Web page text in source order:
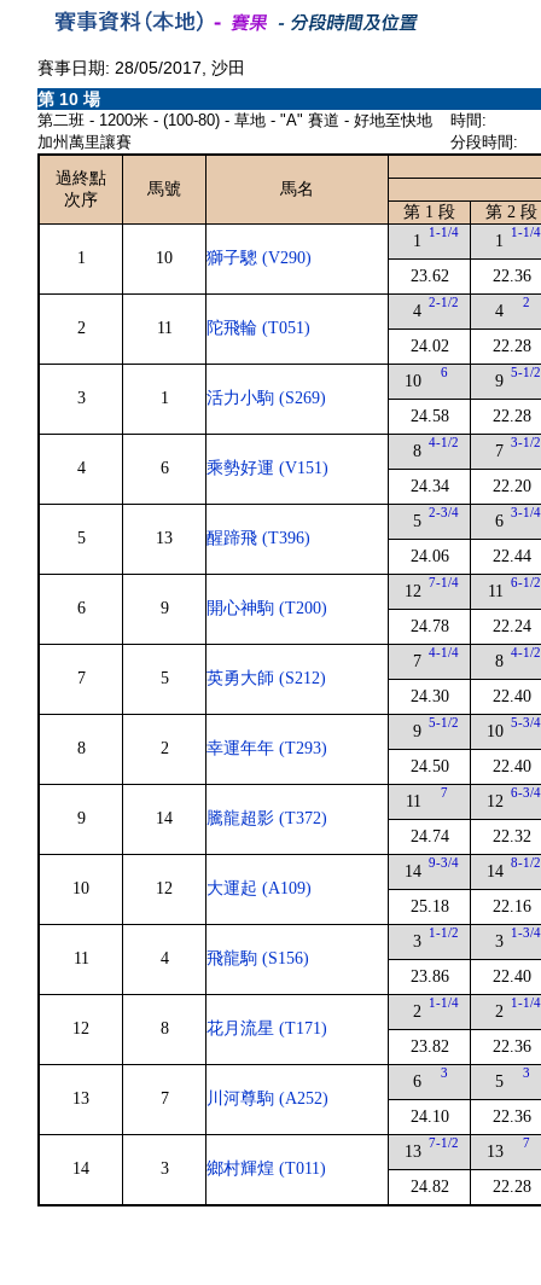
賽事日期: 28/05/2017, 沙田
第 10 場
第二班 - 1200米 - (100-80) - 草地 - "A" 賽道 - 好地至快地
加州萬里讓賽
時間:
分段時間:
過終點
次序
馬號
馬名
第 1 段
第 2 段
1 10 獅子驄 (V290)
1 1-1/4
23.62
1 1-1/4
22.36
2 11 陀飛輪 (T051)
4 2-1/2
24.02
4 2
22.28
3 1 活力小駒 (S269)
10 6
24.58
9 5-1/2
22.28
4 6 乘勢好運 (V151)
8 4-1/2
24.34
7 3-1/2
22.20
5 13 醒蹄飛 (T396)
5 2-3/4
24.06
6 3-1/4
22.44
6 9 開心神駒 (T200)
12 7-1/4
24.78
11 6-1/2
22.24
7 5 英勇大師 (S212)
7 4-1/4
24.30
8 4-1/2
22.40
8 2 幸運年年 (T293)
9 5-1/2
24.50
10 5-3/4
22.40
9 14 騰龍超影 (T372)
11 7
24.74
12 6-3/4
22.32
10 12 大運起 (A109)
14 9-3/4
25.18
14 8-1/2
22.16
11 4 飛龍駒 (S156)
3 1-1/2
23.86
3 1-3/4
22.40
12 8 花月流星 (T171)
2 1-1/4
23.82
2 1-1/4
22.36
13 7 川河尊駒 (A252)
6 3
24.10
5 3
22.36
14 3 鄉村輝煌 (T011)
13 7-1/2
24.82
13 7
22.28